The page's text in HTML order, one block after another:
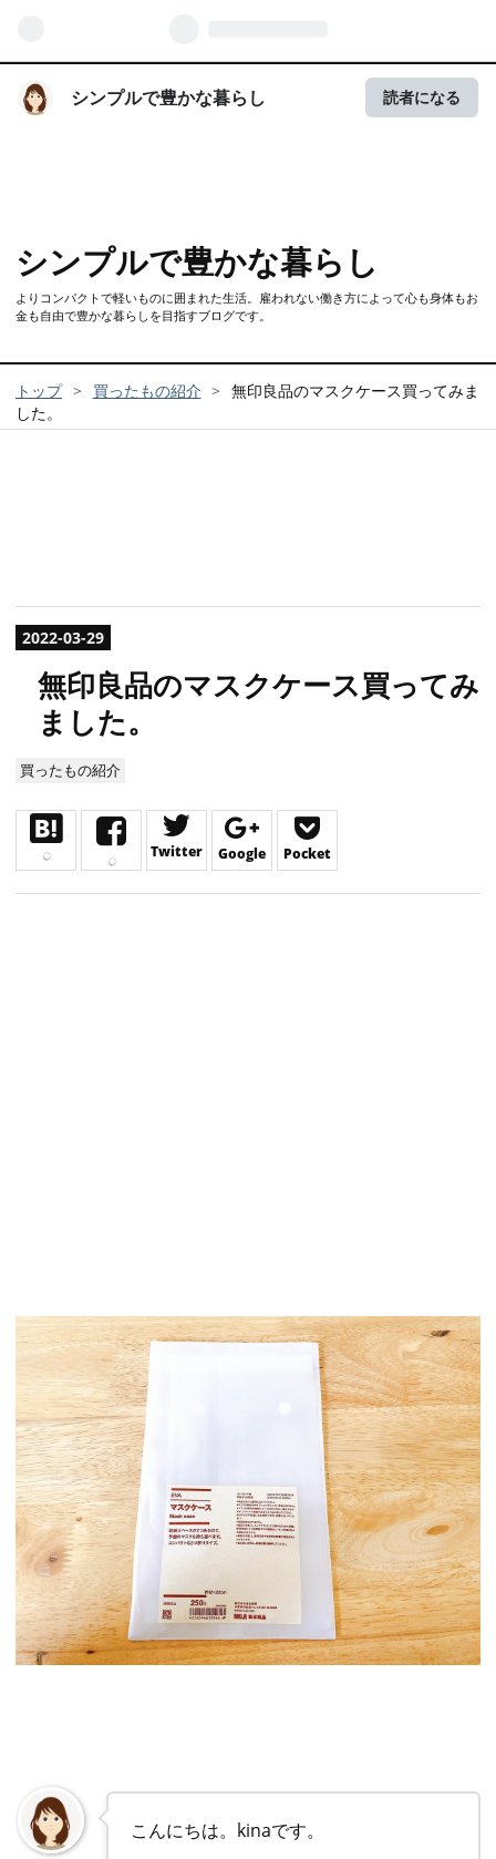
シンプルで豊かな暮らし 読者になる
シンプルで豊かな暮らし
よりコンパクトで軽いものに囲まれた生活。雇われない働き方によって心も身体もお
金も自由で豊かな暮らしを目指すブログです。
トップ > 買ったもの紹介 > 無印良品のマスクケース買ってみま
した。
2022-03-29
無印良品のマスクケース買ってみ
ました。
買ったもの紹介
Twitter Google Pocket
こんにちは。kinaです。